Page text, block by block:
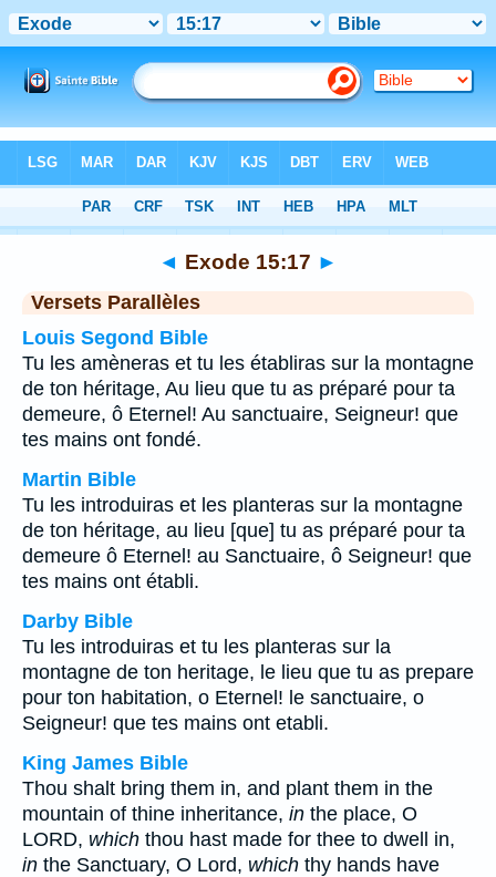
Chapitre 15> Verset 17
◄ Exode 15:17 ►
Versets Parallèles
Louis Segond Bible
Tu les amèneras et tu les établiras sur la montagne
de ton héritage, Au lieu que tu as préparé pour ta
demeure, ô Eternel! Au sanctuaire, Seigneur! que
tes mains ont fondé.
Martin Bible
Tu les introduiras et les planteras sur la montagne
de ton héritage, au lieu [que] tu as préparé pour ta
demeure ô Eternel! au Sanctuaire, ô Seigneur! que
tes mains ont établi.
Darby Bible
Tu les introduiras et tu les planteras sur la
montagne de ton heritage, le lieu que tu as prepare
pour ton habitation, o Eternel! le sanctuaire, o
Seigneur! que tes mains ont etabli.
King James Bible
Thou shalt bring them in, and plant them in the
mountain of thine inheritance, in the place, O
LORD, which thou hast made for thee to dwell in,
in the Sanctuary, O Lord, which thy hands have